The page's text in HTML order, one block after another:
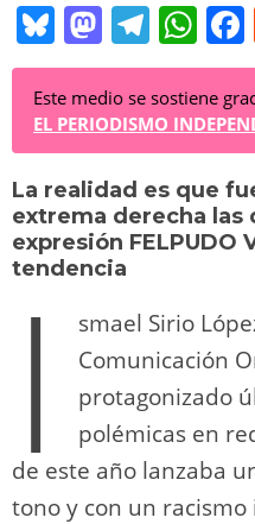
Bl
u
e
sk
y
M
a
st
o
d
o
n
T
el
e
gr
a
m
W
h
at
s
A
p
Este medio se sostiene
EL PERIODISMO
La realidad es que
extrema derecha las
expresión FELPUDO
tendencia
I
smael Sirio
Comunicación
protagonizado
polémicas en
de este año lanzaba
tono y con un